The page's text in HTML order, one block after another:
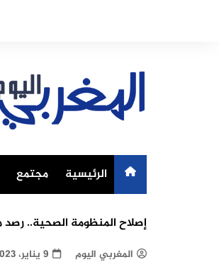
الرئيسية مجتمع
إصلاح المنظومة الصحية.. رصد
المغربي اليوم 9 يناير، 2023